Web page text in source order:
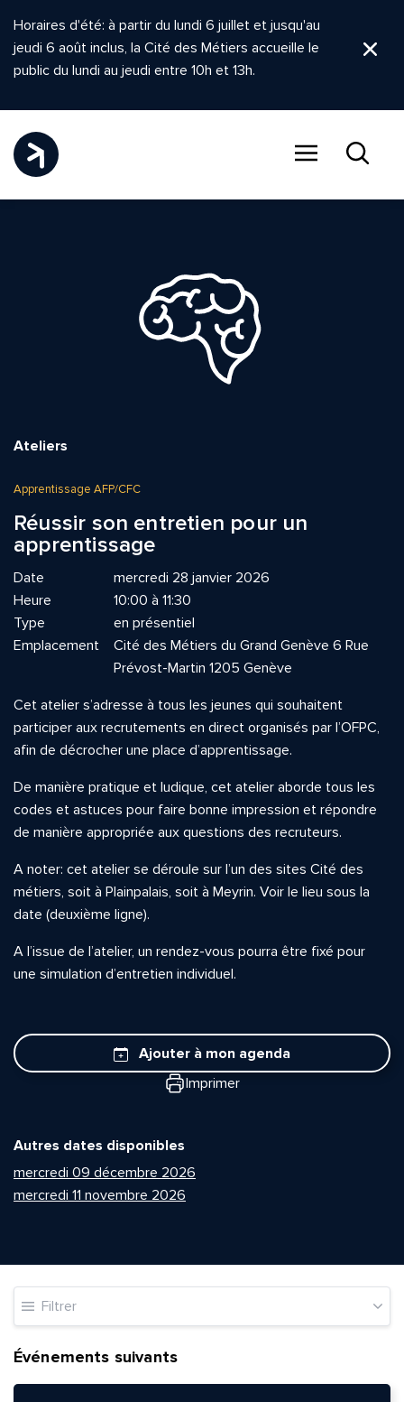
Horaires d'été: à partir du lundi 6 juillet et jusqu'au
jeudi 6 août inclus, la Cité des Métiers accueille le
public du lundi au jeudi entre 10h et 13h.
Ateliers
Apprentissage AFP/CFC
Réussir son entretien pour un
apprentissage
Date
mercredi 28 janvier 2026
Heure
10:00 à 11:30
Type
en présentiel
Emplacement
Cité des Métiers du Grand Genève 6 Rue
Prévost-Martin 1205 Genève
Cet atelier s’adresse à tous les jeunes qui souhaitent
participer aux recrutements en direct organisés par l’OFPC,
afin de décrocher une place d’apprentissage.
De manière pratique et ludique, cet atelier aborde tous les
codes et astuces pour faire bonne impression et répondre
de manière appropriée aux questions des recruteurs.
A noter: cet atelier se déroule sur l’un des sites Cité des
métiers, soit à Plainpalais, soit à Meyrin. Voir le lieu sous la
date (deuxième ligne).
A l’issue de l’atelier, un rendez-vous pourra être fixé pour
une simulation d’entretien individuel.
Ajouter à mon agenda
Imprimer
Autres dates disponibles
mercredi 09 décembre 2026
mercredi 11 novembre 2026
Filtrer
Événements suivants